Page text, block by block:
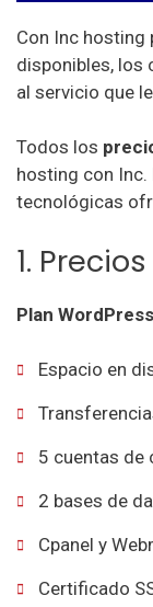
Con Inc hosting
disponibles, los
al servicio que
Todos los
hosting con
tecnológicas
1. Precios
Plan
Espacio en
5 cuentas de
2 bases de
Cpanel y
Certificado